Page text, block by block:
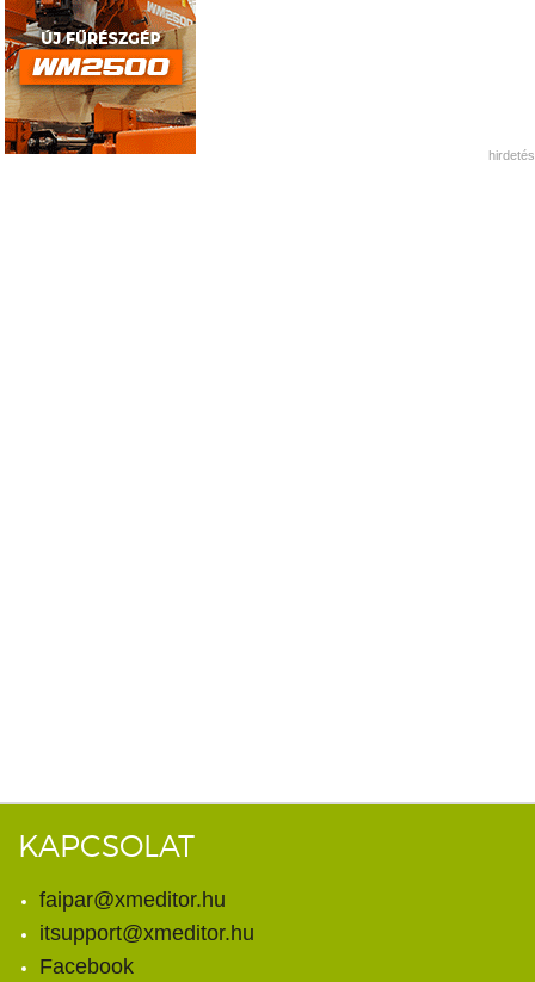
hirdetés
KAPCSOLAT
faipar@xmeditor.hu
itsupport@xmeditor.hu
Facebook